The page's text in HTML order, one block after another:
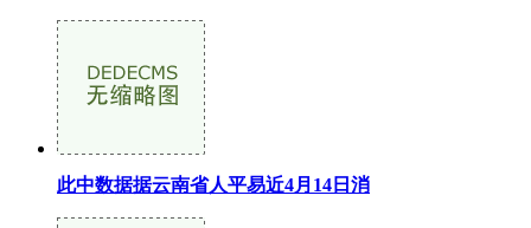
此中数据据云南省人平易近4月14日消